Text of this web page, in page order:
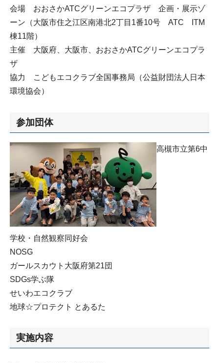
会場 おおさかATCグリーンエコプラザ 企画・展示ゾ
ーン（大阪市住之江区南港北2丁目1番10号 ATC ITM
棟11階）
主催 大阪府、大阪市、おおさかATCグリーンエコプラ
ザ
協力 こどもエコクラブ全国事務局（公益財団法人日本
環境協会）
参加団体
高槻市立第6中
学校・自然観察同好会
NOSG
ガールスカウト大阪府第21団
SDGs学ぶ隊
せいわエコクラブ
地球☆プロテクト とあるた
実施内容